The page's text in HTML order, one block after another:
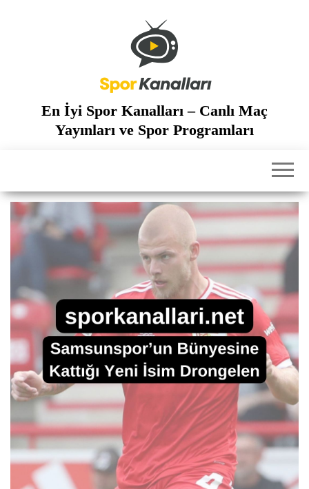
En İyi Spor Kanalları – Canlı Maç
Yayınları ve Spor Programları